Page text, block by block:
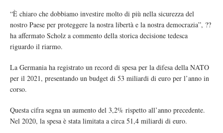
“È chiaro che dobbiamo investire molto di più nella sicurezza del
nostro Paese per proteggere la nostra libertà e la nostra democrazia”, ??
ha affermato Scholz a commento della storica decisione tedesca
riguardo il riarmo.
La Germania ha registrato un record di spesa per la difesa della NATO
per il 2021, presentando un budget di 53 miliardi di euro per l’anno in
corso.
Questa cifra segna un aumento del 3,2% rispetto all’anno precedente.
Nel 2020, la spesa è stata limitata a circa 51,4 miliardi di euro.